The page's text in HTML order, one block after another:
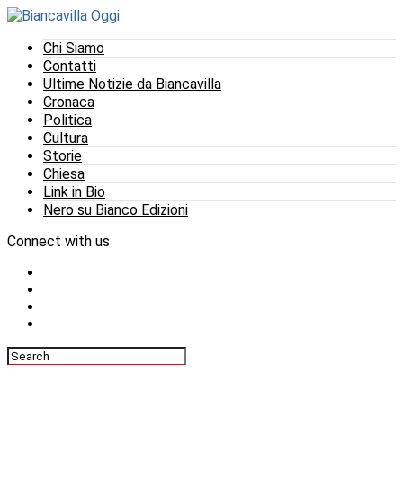
Chi Siamo
Contatti
Ultime Notizie da Biancavilla
Cronaca
Politica
Cultura
Storie
Chiesa
Link in Bio
Nero su Bianco Edizioni
Connect with us